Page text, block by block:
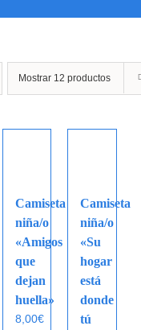
Mostrar 12 productos
Camiseta
niña/o
«Amigos
que
dejan
huella»
8,00€
Camiseta
niña/o
«Su
hogar
está
donde
tú